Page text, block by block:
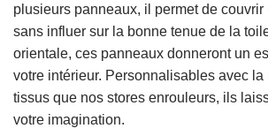
plusieurs panneaux, il permet de
sans influer sur la bonne tenue de la
orientale, ces panneaux donneront un
votre intérieur. Personnalisables avec la
tissus que nos stores enrouleurs, ils
votre imagination.